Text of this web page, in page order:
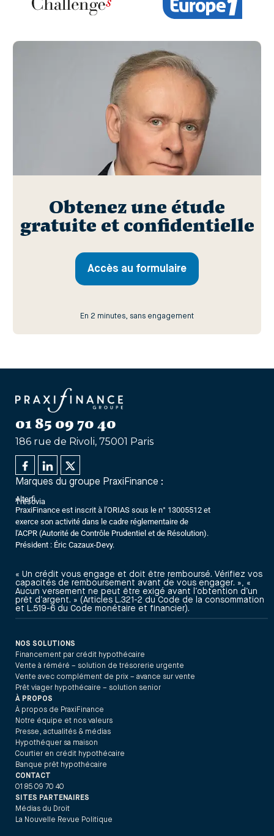
Obtenez une étude
gratuite et confidentielle
Accès au formulaire
En 2 minutes, sans engagement
01 85 09 70 40
186 rue de Rivoli, 75001 Paris
Marques du groupe PraxiFinance :
Alterfi
Trésovia
PraxiFinance est inscrit à l'ORIAS sous le n° 13005512 et
exerce son activité dans le cadre réglementaire de
l'ACPR (Autorité de Contrôle Prudentiel et de Résolution).
Président : Éric Cazaux-Devy.
« Un crédit vous engage et doit être remboursé. Vérifiez vos
capacités de remboursement avant de vous engager. », «
Aucun versement ne peut être exigé avant l’obtention d’un
prêt d’argent. » (Articles L.321-2 du Code de la consommation
et L.519-6 du Code monétaire et financier).
NOS SOLUTIONS
Financement par crédit hypothécaire
Vente à réméré – solution de trésorerie urgente
Vente avec complément de prix – avance sur vente
Prêt viager hypothécaire – solution senior
À PROPOS
À propos de PraxiFinance
Notre équipe et nos valeurs
Presse, actualités & médias
Hypothéquer sa maison
Courtier en crédit hypothécaire
Banque prêt hypothécaire
CONTACT
01 85 09 70 40
SITES PARTENAIRES
Médias du Droit
La Nouvelle Revue Politique